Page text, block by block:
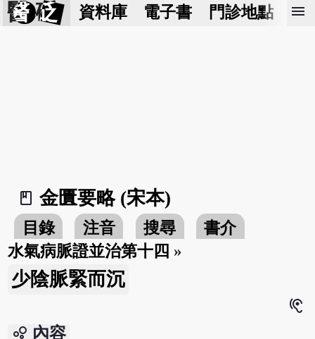
醫 砭 資料庫 電子書 門診地點 預
menu
book_2
金匱要略 (宋本)
目錄 注音 搜尋
書介
水氣病脈證並治第十四 »
少陰脈緊而沉
hearing
bubble_chart 內容